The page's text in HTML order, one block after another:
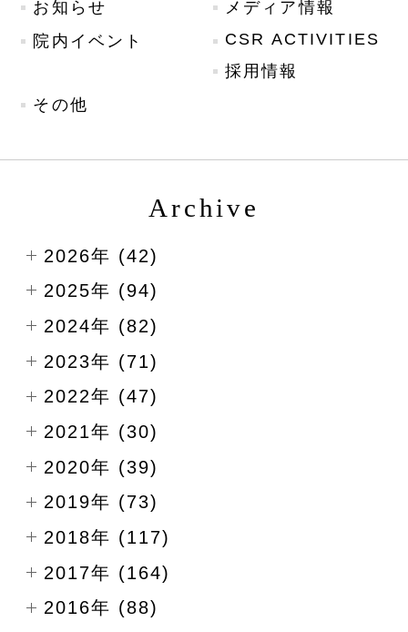
お知らせ
メディア情報
院内イベント
CSR ACTIVITIES
採用情報
その他
Archive
2026年 (42)
2025年 (94)
2024年 (82)
2023年 (71)
2022年 (47)
2021年 (30)
2020年 (39)
2019年 (73)
2018年 (117)
2017年 (164)
2016年 (88)